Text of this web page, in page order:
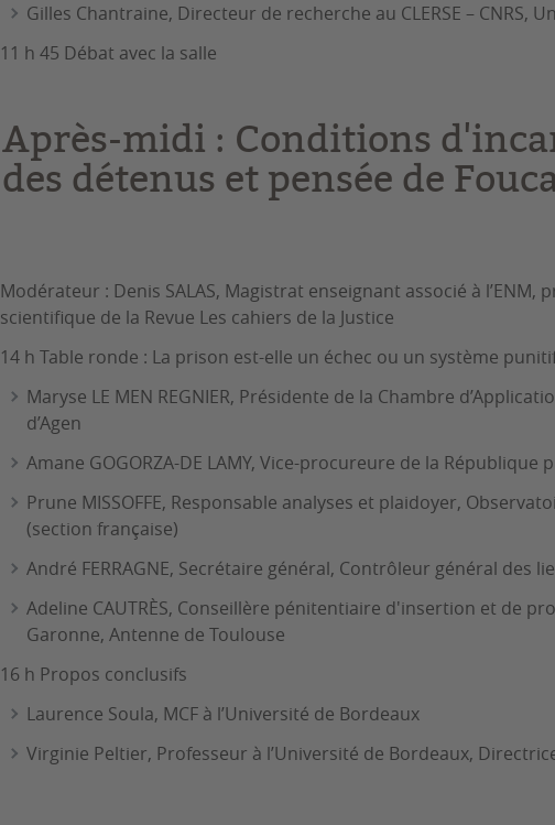
Gilles Chantraine, Directeur de recherche au CLERSE – CNRS,
11 h 45 Débat avec la salle
Après-midi : Conditions
des détenus et pensée de
Modérateur : Denis SALAS, Magistrat enseignant associé à l’ENM,
scientifique de la Revue Les cahiers de la Justice
14 h Table ronde : La prison est-elle un échec ou un système
Maryse LE MEN REGNIER, Présidente de la Chambre
d’Agen
Amane GOGORZA-DE LAMY, Vice-procureure de la
Prune MISSOFFE, Responsable analyses et plaidoyer,
(section française)
André FERRAGNE, Secrétaire général, Contrôleur général des
Adeline CAUTRÈS, Conseillère pénitentiaire d'insertion et de
Garonne, Antenne de Toulouse
16 h Propos conclusifs
Laurence Soula, MCF à l’Université de Bordeaux
Virginie Peltier, Professeur à l’Université de Bordeaux, Directrice